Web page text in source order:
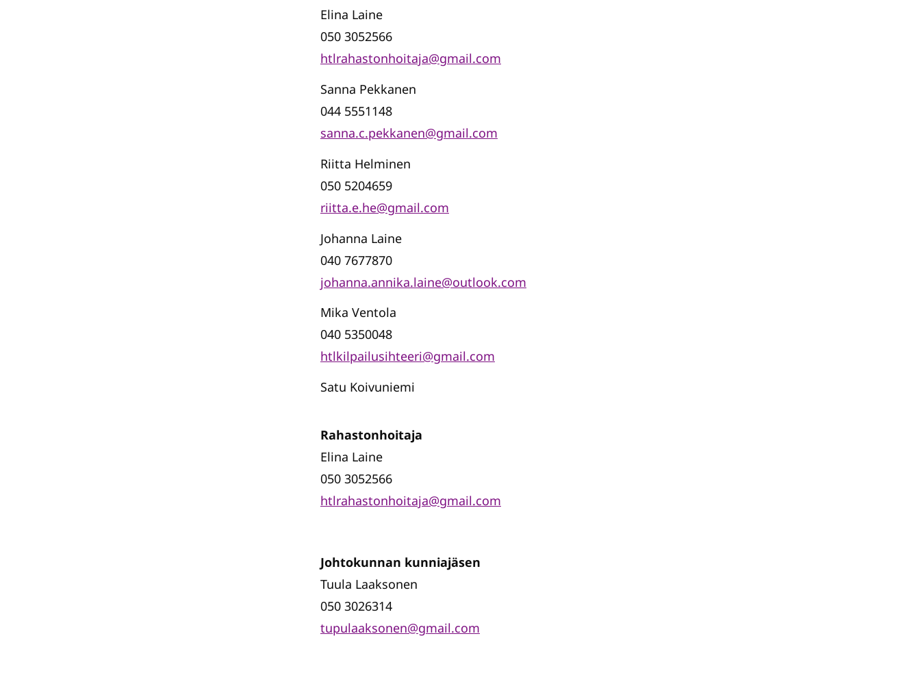
Elina Laine
050 3052566
htlrahastonhoitaja@gmail.com
Sanna Pekkanen
⁠⁠⁠⁠⁠⁠⁠044 5551148
sanna.c.pekkanen@gmail.com
Riitta Helminen
050 5204659
riitta.e.he@gmail.com
Johanna Laine
040 7677870
johanna.annika.laine@outlook.com
Mika Ventola
040 5350048
htlkilpailusihteeri@gmail.com
Satu Koivuniemi
Rahastonhoitaja
Elina Laine
050 3052566
htlrahastonhoitaja@gmail.com
Johtokunnan kunniajäsen
Tuula Laaksonen
050 3026314
tupulaaksonen@gmail.com